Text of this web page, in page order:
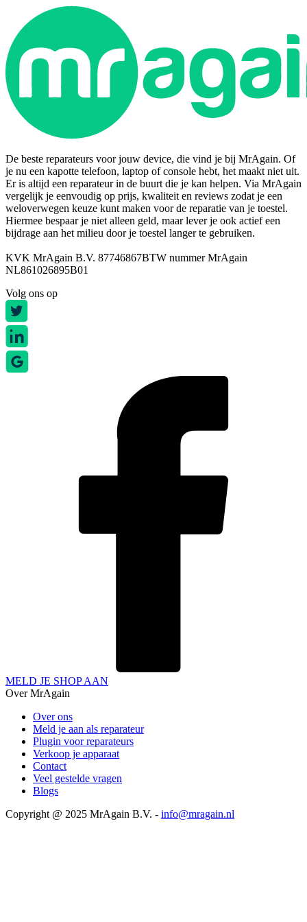
De beste reparateurs voor jouw device, die vind je bij MrAgain. Of
je nu een kapotte telefoon, laptop of console hebt, het maakt niet uit.
Er is altijd een reparateur in de buurt die je kan helpen. Via MrAgain
vergelijk je eenvoudig op prijs, kwaliteit en reviews zodat je een
weloverwegen keuze kunt maken voor de reparatie van je toestel.
Hiermee bespaar je niet alleen geld, maar lever je ook actief een
bijdrage aan het milieu door je toestel langer te gebruiken.
KVK MrAgain B.V. 87746867BTW nummer MrAgain
NL861026895B01
Volg ons op
MELD JE SHOP AAN
Over MrAgain
Over ons
Meld je aan als reparateur
Plugin voor reparateurs
Verkoop je apparaat
Contact
Veel gestelde vragen
Blogs
Copyright @ 2025 MrAgain B.V. - info@mragain.nl